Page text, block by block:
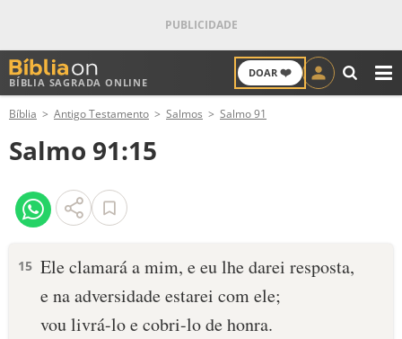
BÍBLIA SAGRADA ONLINE
DOAR ❤️
ANTIGO TESTAMENTO
NOVO TESTAMENTO
VERSÍCULOS
PALAVRA DO DIA
Bíblia Antigo Testamento Salmos Salmo 91
Salmo 91:15
15 Ele clamará a mim, e eu lhe darei resposta,
e na adversidade estarei com ele;
vou livrá-lo e cobri-lo de honra.